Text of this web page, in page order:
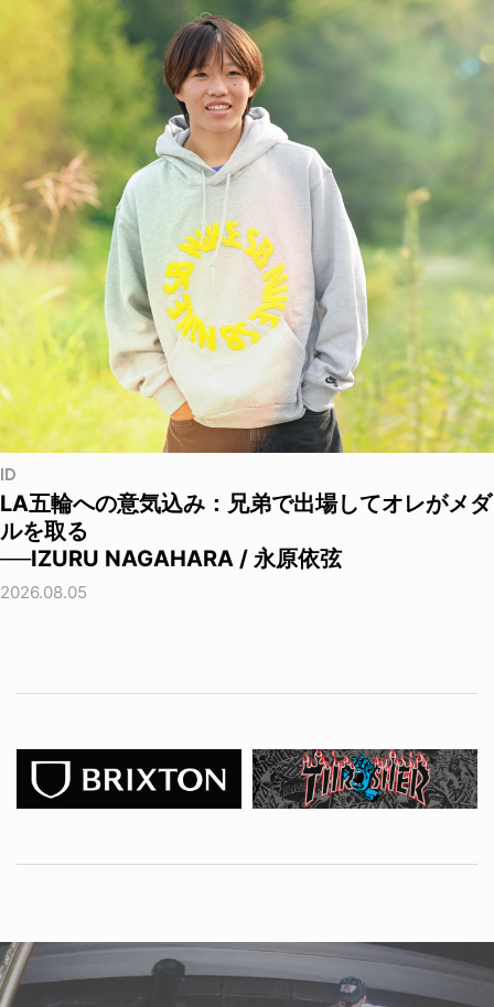
ID
LA五輪への意気込み：兄弟で出場してオレがメダ
ルを取る
──IZURU NAGAHARA / 永原依弦
2026.08.05